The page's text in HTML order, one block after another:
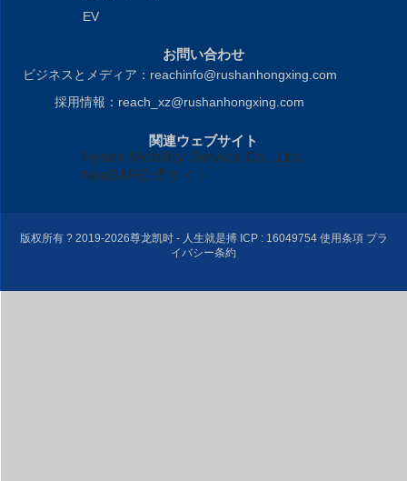
EV
お問い合わせ
ビジネスとメディア：reachinfo@rushanhongxing.com
採用情報：reach_xz@rushanhongxing.com
関連ウェブサイト
Hynex Mobility Service Co., Ltd.
NeuSAR公式サイト
版权所有 ? 2019-2026尊龙凯时 - 人生就是搏ICP : 16049754使用条項 プラ
イバシー条約